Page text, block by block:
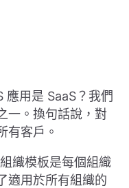
應用是 SaaS？我們
一。換句話說，對
有客戶。
織模板是每個組織
適用於所有組織的